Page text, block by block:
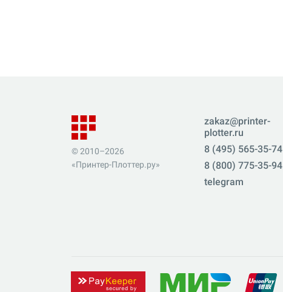
© 2010–2026
«Принтер-Плоттер.ру»
zakaz@printer-
plotter.ru
8 (495) 565-35-74
8 (800) 775-35-94
telegram